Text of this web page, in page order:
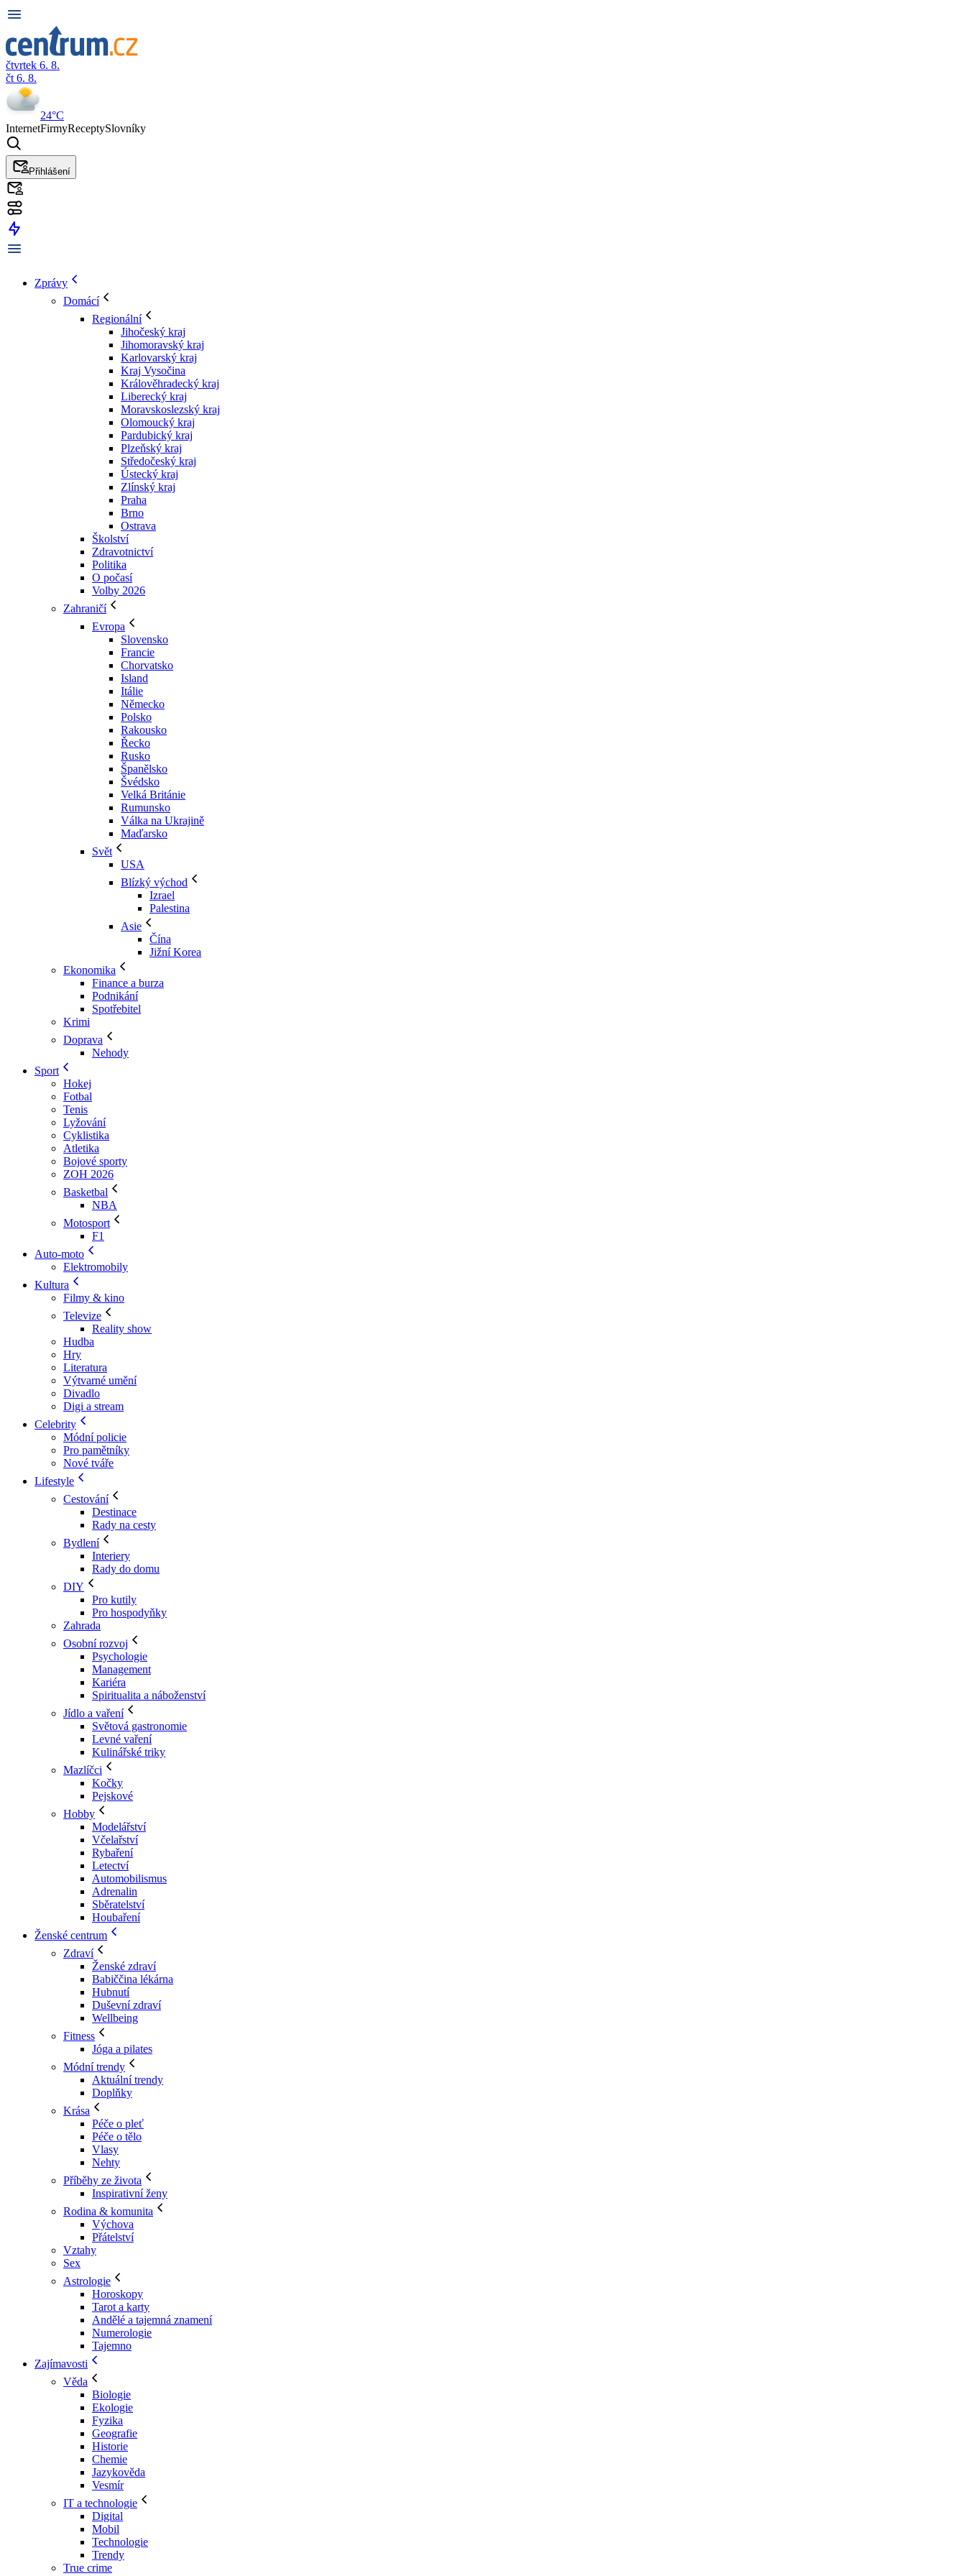
čtvrtek 6. 8.
čt 6. 8.
24°C
InternetFirmyReceptySlovníky
Přihlášení
Zprávy
Domácí
Regionální
Jihočeský kraj
Jihomoravský kraj
Karlovarský kraj
Kraj Vysočina
Králověhradecký kraj
Liberecký kraj
Moravskoslezský kraj
Olomoucký kraj
Pardubický kraj
Plzeňský kraj
Středočeský kraj
Ústecký kraj
Zlínský kraj
Praha
Brno
Ostrava
Školství
Zdravotnictví
Politika
O počasí
Volby 2026
Zahraničí
Evropa
Slovensko
Francie
Chorvatsko
Island
Itálie
Německo
Polsko
Rakousko
Řecko
Rusko
Španělsko
Švédsko
Velká Británie
Rumunsko
Válka na Ukrajině
Maďarsko
Svět
USA
Blízký východ
Izrael
Palestina
Asie
Čína
Jižní Korea
Ekonomika
Finance a burza
Podnikání
Spotřebitel
Krimi
Doprava
Nehody
Sport
Hokej
Fotbal
Tenis
Lyžování
Cyklistika
Atletika
Bojové sporty
ZOH 2026
Basketbal
NBA
Motosport
F1
Auto-moto
Elektromobily
Kultura
Filmy & kino
Televize
Reality show
Hudba
Hry
Literatura
Výtvarné umění
Divadlo
Digi a stream
Celebrity
Módní policie
Pro pamětníky
Nové tváře
Lifestyle
Cestování
Destinace
Rady na cesty
Bydlení
Interiery
Rady do domu
DIY
Pro kutily
Pro hospodyňky
Zahrada
Osobní rozvoj
Psychologie
Management
Kariéra
Spiritualita a náboženství
Jídlo a vaření
Světová gastronomie
Levné vaření
Kulinářské triky
Mazlíčci
Kočky
Pejskové
Hobby
Modelářství
Včelařství
Rybaření
Letectví
Automobilismus
Adrenalin
Sběratelství
Houbaření
Ženské centrum
Zdraví
Ženské zdraví
Babiččina lékárna
Hubnutí
Duševní zdraví
Wellbeing
Fitness
Jóga a pilates
Módní trendy
Aktuální trendy
Doplňky
Krása
Péče o pleť
Péče o tělo
Vlasy
Nehty
Příběhy ze života
Inspirativní ženy
Rodina & komunita
Výchova
Přátelství
Vztahy
Sex
Astrologie
Horoskopy
Tarot a karty
Andělé a tajemná znamení
Numerologie
Tajemno
Zajímavosti
Věda
Biologie
Ekologie
Fyzika
Geografie
Historie
Chemie
Jazykověda
Vesmír
IT a technologie
Digital
Mobil
Technologie
Trendy
True crime